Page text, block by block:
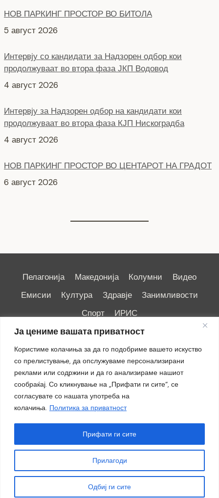
Ја цениме вашата приватност
Користиме колачиња за да го подобриме вашето искуство
со прелистување, да опслужуваме персонализирани
реклами или содржини и да го анализираме нашиот
сообраќај. Со кликнување на „Прифати ги сите“, се
согласувате со нашата употреба на
колачиња. Политика за приватност
Прилагоди
Одбиј ги сите
Прифати ги сите
Интервју со кандидати за Надзорен одбор кои
продолжуваат во втора фаза ЈКП Водовод
Интервју за Надзорен одбор на кандидати кои
продолжуваат во втора фаза КЈП Нискоградба
НОВ ПАРКИНГ ПРОСТОР ВО ЦЕНТАРОТ НА ГРАДОТ
6 август 2026
СЕ АСФАЛТИРА УЛИЦАТА „КОЗАРА“
6 август 2026
Пелагонија Македонија Колумни
Видео
Емисии
Култура Здравје
Занимливости
Спорт
ИРИС
Импресум|Маркетинг
© 2018 - 2026 ОТВ